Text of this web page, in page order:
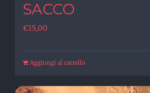
SACCO
€15,00
Aggiungi al carrello